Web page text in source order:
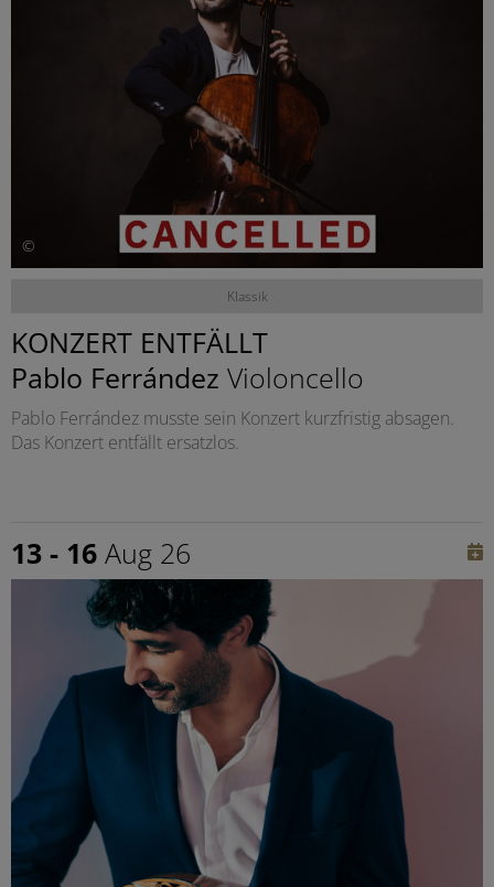
©
Klassik
KONZERT ENTFÄLLT
Pablo Ferrández Violoncello
Pablo Ferrández musste sein Konzert kurzfristig absagen.
Das Konzert entfällt ersatzlos.
13 - 16 Aug 26